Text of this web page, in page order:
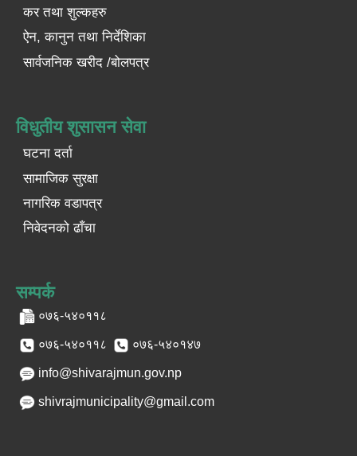
कर तथा शुल्कहरु
ऐन, कानुन तथा निर्देशिका
सार्वजनिक खरीद /बोलपत्र
विधुतीय शुसासन सेवा
घटना दर्ता
सामाजिक सुरक्षा
नागरिक वडापत्र
निवेदनको ढाँचा
सम्पर्क
०७६-५४०११८
०७६-५४०११८ ०७६-५४०१४७
info@shivarajmun.gov.np
shivrajmunicipality@gmail.com